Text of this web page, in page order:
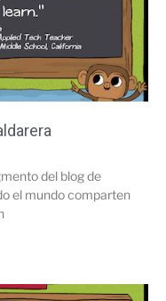
del blog de
el mundo comparten